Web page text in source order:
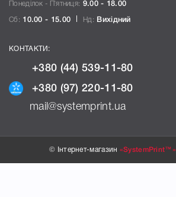
Понеділок - П`ятниця: 9.00 - 18.00
Сб: 10.00 - 15.00 Нд: Вихідний
КОНТАКТИ:
+380 (44) 539-11-80
+380 (97) 220-11-80
mail@systemprint.ua
© Інтернет-магазин «SystemPrint™»